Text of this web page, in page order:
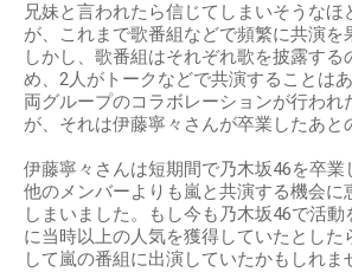
兄妹と言われたら信じてしまいそうなほ
が、これまで歌番組などで頻繁に共演を
しかし、歌番組はそれぞれ歌を披露する
め、2人がトークなどで共演することは
両グループのコラボレーションが行われ
が、それは伊藤寧々さんが卒業したあと
伊藤寧々さんは短期間で乃木坂46を卒業
他のメンバーよりも嵐と共演する機会に
しまいました。もし今も乃木坂46で活動
に当時以上の人気を獲得していたとした
して嵐の番組に出演していたかもしれま